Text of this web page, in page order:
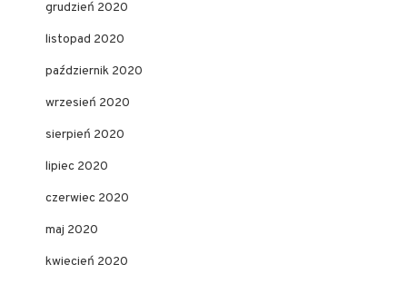
grudzień 2020
listopad 2020
październik 2020
wrzesień 2020
sierpień 2020
lipiec 2020
czerwiec 2020
maj 2020
kwiecień 2020